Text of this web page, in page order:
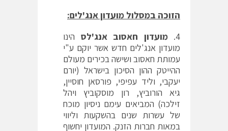
הזוכה במסלול מועדון אנג'לים:
מועדון חאסוב אנג'לס הינו
מועדון אנג'לים חדש אשר יוקם ע"י
עמותת חאסוב ושישה בכירים מעולם
ההייטק ההון הסיכון בישראל (יורם
יעקבי, וליד עפיפי, פורסאן חוסיין,
גיא הורוביץ, רון מוסקוביץ ויהל
זילכה) המביאים עימם ניסיון מוכח
של עשרות שנים בהשקעות וליווי
במאות חברות הזנק. המועדון יחשוף